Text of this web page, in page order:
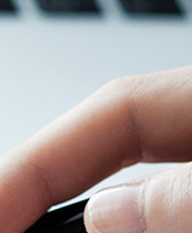
凯科(KATKO)